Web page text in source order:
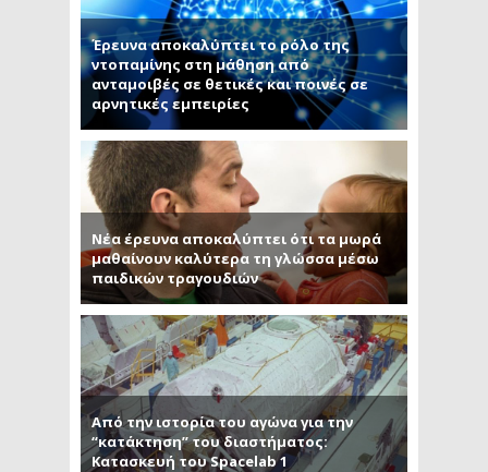
Έρευνα αποκαλύπτει το ρόλο της
ντοπαμίνης στη μάθηση από
ανταμοιβές σε θετικές και ποινές σε
αρνητικές εμπειρίες
Νέα έρευνα αποκαλύπτει ότι τα μωρά
μαθαίνουν καλύτερα τη γλώσσα μέσω
παιδικών τραγουδιών
Από την ιστορία του αγώνα για την
“κατάκτηση” του διαστήματος:
Κατασκευή του Spacelab 1